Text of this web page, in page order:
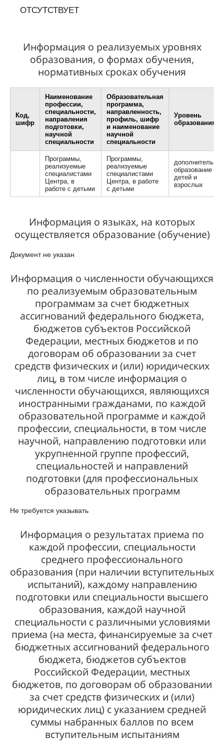
ОТСУТСТВУЕТ
Информация о реализуемых уровнях
образования, о формах обучения,
нормативных сроках обучения
Код,
шифр
Наименование
профессии,
специальности,
направления
подготовки,
научной
специальности
Образовательная
программа,
направленность,
профиль, шифр
и наименование
научной
специальности
Уровень
образования
Программы,
реализуемые
специалистами
Центра, в
работе с детьми
Программы,
реализуемые
специалистами
Центра, в работе
с детьми
дополнительное
образование
детей и
взрослых
Информация о языках, на которых
осуществляется образование (обучение)
Документ не указан
Информация о численности обучающихся
по реализуемым образовательным
программам за счет бюджетных
ассигнований федерального бюджета,
бюджетов субъектов Российской
Федерации, местных бюджетов и по
договорам об образовании за счет
средств физических и (или) юридических
лиц, в том числе информация о
численности обучающихся, являющихся
иностранными гражданами, по каждой
образовательной программе и каждой
профессии, специальности, в том числе
научной, направлению подготовки или
укрупненной группе профессий,
специальностей и направлений
подготовки (для профессиональных
образовательных программ
Не требуется указывать
Информация о результатах приема по
каждой профессии, специальности
среднего профессионального
образования (при наличии вступительных
испытаний), каждому направлению
подготовки или специальности высшего
образования, каждой научной
специальности с различными условиями
приема (на места, финансируемые за счет
бюджетных ассигнований федерального
бюджета, бюджетов субъектов
Российской Федерации, местных
бюджетов, по договорам об образовании
за счет средств физических и (или)
юридических лиц) с указанием средней
суммы набранных баллов по всем
вступительным испытаниям